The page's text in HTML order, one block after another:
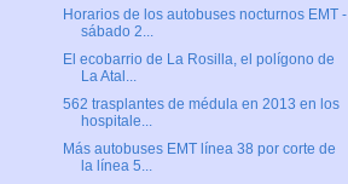
Horarios de los autobuses nocturnos EMT -
sábado 2...
El ecobarrio de La Rosilla, el polígono de
La Atal...
562 trasplantes de médula en 2013 en los
hospitale...
Más autobuses EMT línea 38 por corte de
la línea 5...